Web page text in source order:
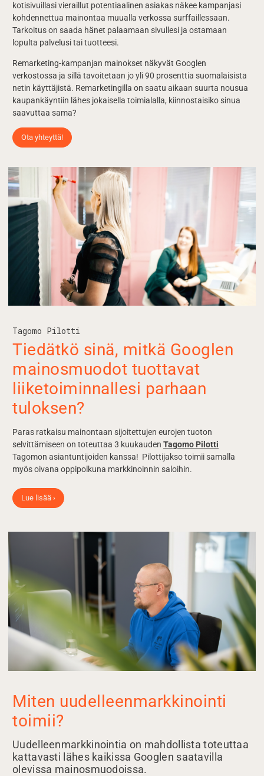
kotisivuillasi vieraillut potentiaalinen asiakas näkee kampanjasi
kohdennettua mainontaa muualla verkossa surffaillessaan.
Tarkoitus on saada hänet palaamaan sivullesi ja ostamaan
lopulta palvelusi tai tuotteesi.
Remarketing-kampanjan mainokset näkyvät Googlen
verkostossa ja sillä tavoitetaan jo yli 90 prosenttia suomalaisista
netin käyttäjistä. Remarketingilla on saatu aikaan suurta nousua
kaupankäyntiin lähes jokaisella toimialalla, kiinnostaisiko sinua
saavuttaa sama?
Ota yhteyttä!
Tagomo Pilotti
Tiedätkö sinä, mitkä Googlen
mainosmuodot tuottavat
liiketoiminnallesi parhaan
tuloksen?
Paras ratkaisu mainontaan sijoitettujen eurojen tuoton
selvittämiseen on toteuttaa 3 kuukauden Tagomo Pilotti
Tagomon asiantuntijoiden kanssa! Pilottijakso toimii samalla
myös oivana oppipolkuna markkinoinnin saloihin.
Lue lisää ›
Miten uudelleenmarkkinointi
toimii?
Uudelleenmarkkinointia on mahdollista toteuttaa
kattavasti lähes kaikissa Googlen saatavilla
olevissa mainosmuodoissa.